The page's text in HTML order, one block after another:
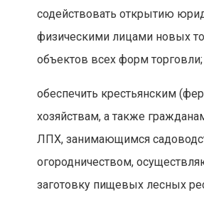
содействовать открытию
физическими лицами новых
объектов всех форм торговли;
обеспечить крестьянским
хозяйствам, а также
ЛПХ, занимающимся
огородничеством,
заготовку пищевых лесных